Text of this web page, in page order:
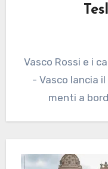
Vasco Rossi e i
- Vasco lancia
menti a